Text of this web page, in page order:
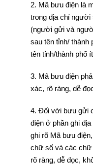
2. Mã bưu điện là
trong địa chỉ
(người gửi và
sau tên tỉnh/
tên tỉnh/thành phố
3. Mã bưu điện
xác, rõ ràng, dễ
4. Đối với bưu gửi
điện ở phần ghi
ghi rõ Mã bưu
chữ số và các
rõ ràng, dễ đọc,